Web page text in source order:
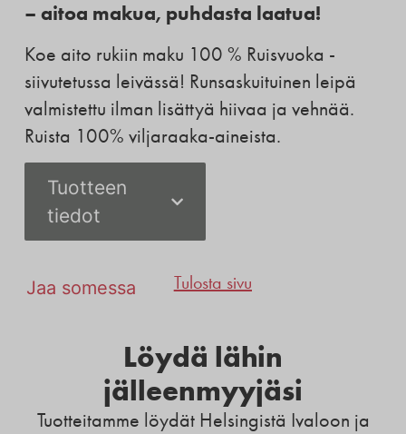
– aitoa makua, puhdasta laatua!
Koe aito rukiin maku 100 % Ruisvuoka -
siivutetussa leivässä! Runsaskuituinen leipä
valmistettu ilman lisättyä hiivaa ja vehnää.
Ruista 100% viljaraaka-aineista.
Tuotteen
tiedot
Jaa somessa Tulosta sivu
Löydä lähin
jälleenmyyjäsi
Tuotteitamme löydät Helsingistä Ivaloon ja